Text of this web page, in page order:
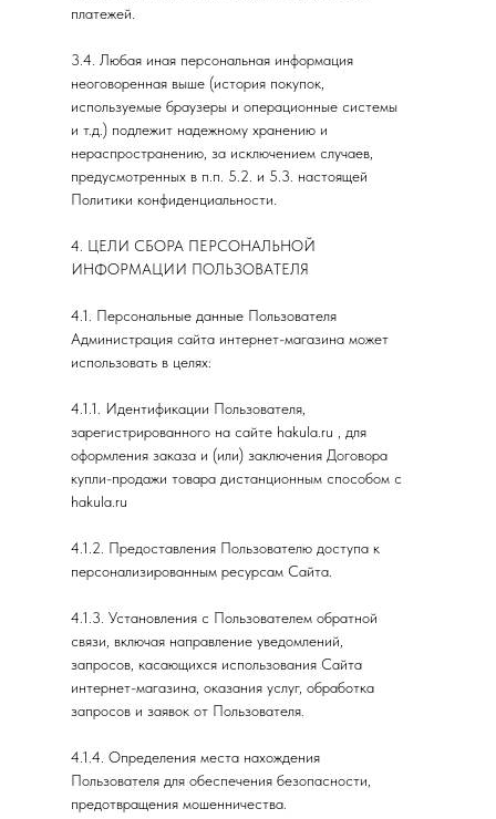
платежей.
3.4. Любая иная персональная информация
неоговоренная выше (история покупок,
используемые браузеры и операционные системы
и т.д.) подлежит надежному хранению и
нераспространению, за исключением случаев,
предусмотренных в п.п. 5.2. и 5.3. настоящей
Политики конфиденциальности.
4. ЦЕЛИ СБОРА ПЕРСОНАЛЬНОЙ
ИНФОРМАЦИИ ПОЛЬЗОВАТЕЛЯ
4.1. Персональные данные Пользователя
Администрация сайта интернет-магазина может
использовать в целях:
4.1.1. Идентификации Пользователя,
зарегистрированного на сайте hakula.ru , для
оформления заказа и (или) заключения Договора
купли-продажи товара дистанционным способом с
hakula.ru
4.1.2. Предоставления Пользователю доступа к
персонализированным ресурсам Сайта.
4.1.3. Установления с Пользователем обратной
связи, включая направление уведомлений,
запросов, касающихся использования Сайта
интернет-магазина, оказания услуг, обработка
запросов и заявок от Пользователя.
4.1.4. Определения места нахождения
Пользователя для обеспечения безопасности,
предотвращения мошенничества.